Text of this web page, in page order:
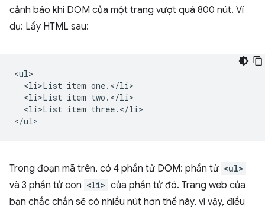
cảnh báo khi DOM của một trang vượt quá 800 nút. Ví
dụ: Lấy HTML sau:
<ul>
  <li>List item one.</li>
  <li>List item two.</li>
  <li>List item three.</li>
Trong đoạn mã trên, có 4 phần tử DOM: phần tử <ul>
và 3 phần tử con <li> của phần tử đó. Trang web của
bạn chắc chắn sẽ có nhiều nút hơn thế này, vì vậy, điều